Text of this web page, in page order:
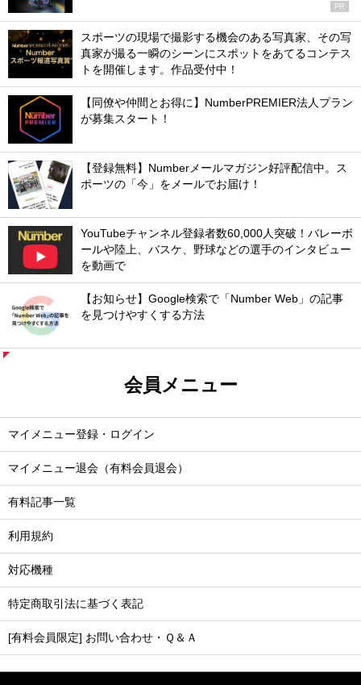
PR
スポーツの現場で撮影する機会のある写真家、その写
真家が撮る一瞬のシーンにスポットをあてるコンテス
トを開催します。作品受付中！
【同僚や仲間とお得に】NumberPREMIER法人プラン
が募集スタート！
【登録無料】Numberメールマガジン好評配信中。ス
ポーツの「今」をメールでお届け！
YouTubeチャンネル登録者数60,000人突破！バレーボ
ールや陸上、バスケ、野球などの選手のインタビュー
を動画で
【お知らせ】Google検索で「Number Web」の記事
を見つけやすくする方法
会員メニュー
マイメニュー登録・ログイン
マイメニュー退会（有料会員退会）
有料記事一覧
利用規約
対応機種
特定商取引法に基づく表記
[有料会員限定] お問い合わせ・Ｑ＆Ａ